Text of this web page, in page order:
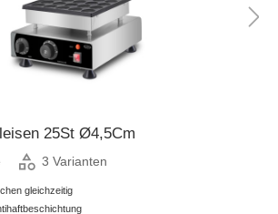
25St Ø4,5Cm
3 Varianten
gleichzeitig